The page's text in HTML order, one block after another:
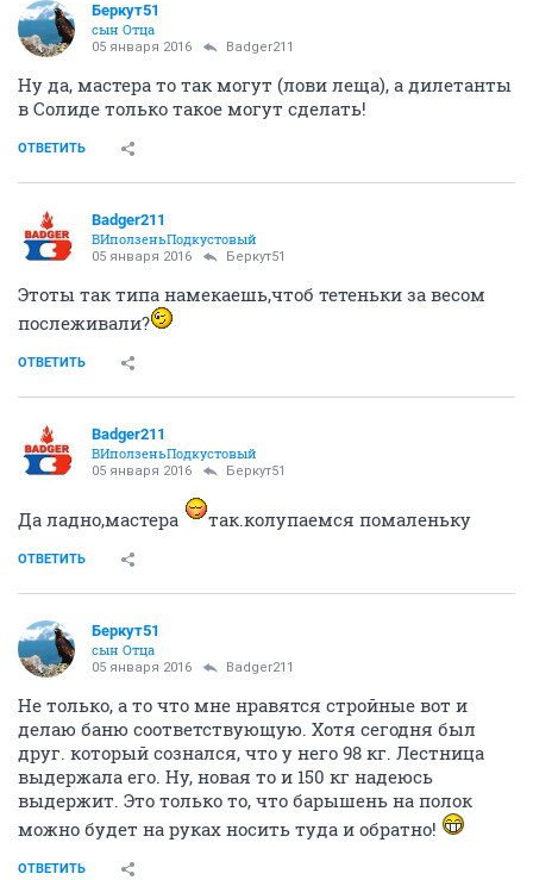
Беркут51
сын Отца
05 января 2016 Badger211
Ну да, мастера то так могут (лови леща), а дилетанты
в Солиде только такое могут сделать!
ОТВЕТИТЬ
Badger211
ВИползеньПодкустовый
05 января 2016 Беркут51
Этоты так типа намекаешь,чтоб тетеньки за весом
послеживали?
ОТВЕТИТЬ
Badger211
ВИползеньПодкустовый
05 января 2016 Беркут51
Да ладно,мастера так.колупаемся помаленьку
ОТВЕТИТЬ
Беркут51
сын Отца
05 января 2016 Badger211
Не только, а то что мне нравятся стройные вот и
делаю баню соответствующую. Хотя сегодня был
друг. который сознался, что у него 98 кг. Лестница
выдержала его. Ну, новая то и 150 кг надеюсь
выдержит. Это только то, что барышень на полок
можно будет на руках носить туда и обратно!
ОТВЕТИТЬ